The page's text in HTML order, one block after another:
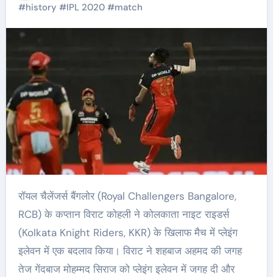
#history #IPL 2020#match
रॉयल चैलेंजर्स बैंगलोर (Royal Challengers Bangalore,
RCB) के कप्तान विराट कोहली ने कोलकाता नाइट राइडर्स
(Kolkata Knight Riders, KKR) के खिलाफ मैच में प्लेइंग
इलेवन में एक बदलाव किया। विराट ने शहबाज अहमद की जगह
तेज गेंदबाज मोहम्मद सिराज को प्लेइंग इलेवन में जगह दी और